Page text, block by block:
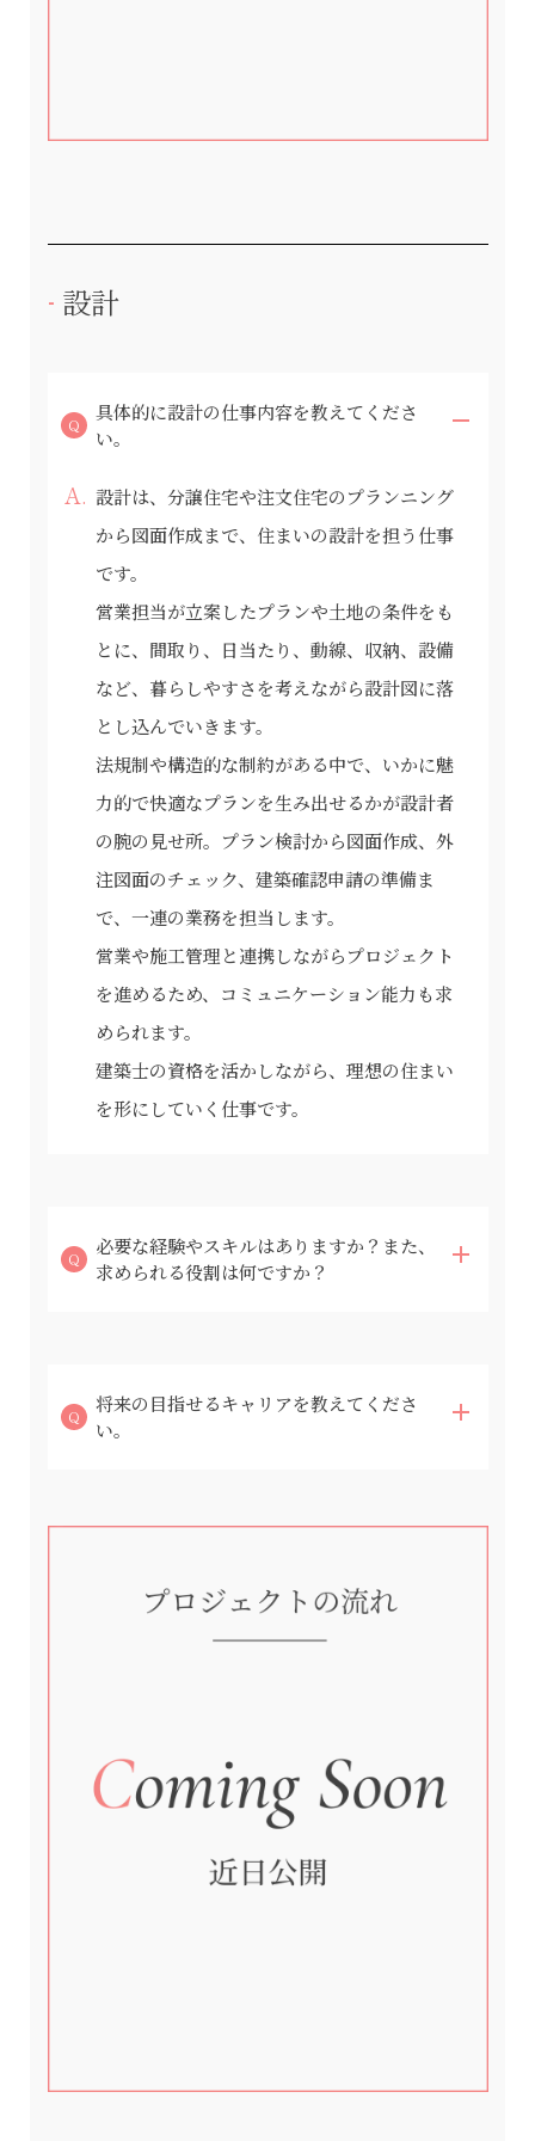
設計
具体的に設計の仕事内容を教えてくださ
い。
設計は、分譲住宅や注文住宅のプランニング
から図面作成まで、住まいの設計を担う仕事
です。
営業担当が立案したプランや土地の条件をも
とに、間取り、日当たり、動線、収納、設備
など、暮らしやすさを考えながら設計図に落
とし込んでいきます。
法規制や構造的な制約がある中で、いかに魅
力的で快適なプランを生み出せるかが設計者
の腕の見せ所。プラン検討から図面作成、外
注図面のチェック、建築確認申請の準備ま
で、一連の業務を担当します。
営業や施工管理と連携しながらプロジェクト
を進めるため、コミュニケーション能力も求
められます。
建築士の資格を活かしながら、理想の住まい
を形にしていく仕事です。
必要な経験やスキルはありますか？また、
求められる役割は何ですか？
将来の目指せるキャリアを教えてくださ
い。